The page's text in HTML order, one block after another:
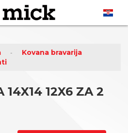
Kovana bravarija
14X14 12X6 ZA 2